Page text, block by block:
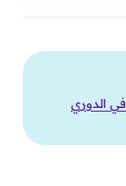
في الدوري